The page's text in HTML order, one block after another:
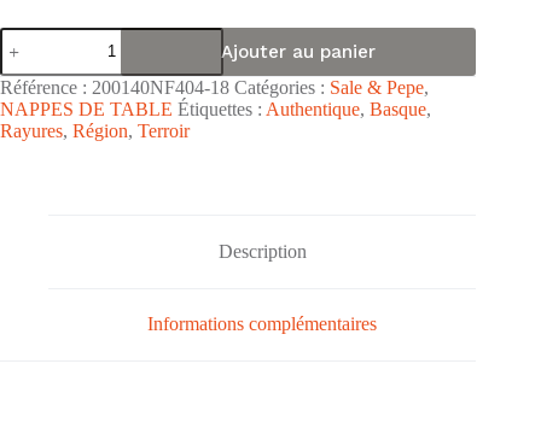
quantité
de
Nappe
de
table
toile
Ajouter au panier
Référence : 200140NF404-18 Catégories : Sale & Pepe,
NAPPES DE TABLE Étiquettes : Authentique, Basque,
Rayures, Région, Terroir
Description
Informations complémentaires